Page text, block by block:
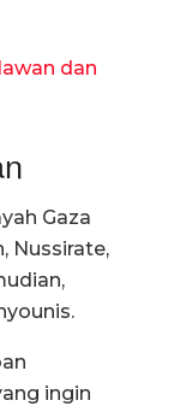
dan
Gaza
Nussirate,
ingin